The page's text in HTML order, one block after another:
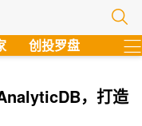
创投罗盘
，打造